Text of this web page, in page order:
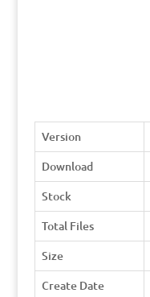
Version
Download
Stock
Total Files
Size
Create Date